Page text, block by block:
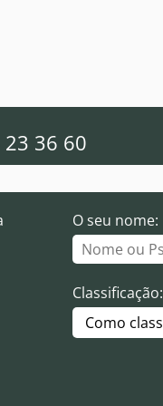
36 60
O seu nome:
Classificação: